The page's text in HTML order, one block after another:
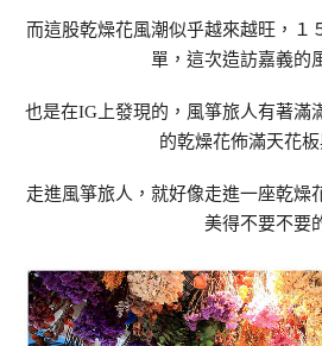
而這股乾燥花風潮似乎越來越旺，１
單，這次造訪嘉義的
也是在IG上發現的，風箏旅人有著滿
的乾燥花佈滿天花
走進風箏旅人，就好像走進一座乾燥
美得不要不要